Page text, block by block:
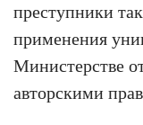
преступники
применения
Министерстве
авторскими